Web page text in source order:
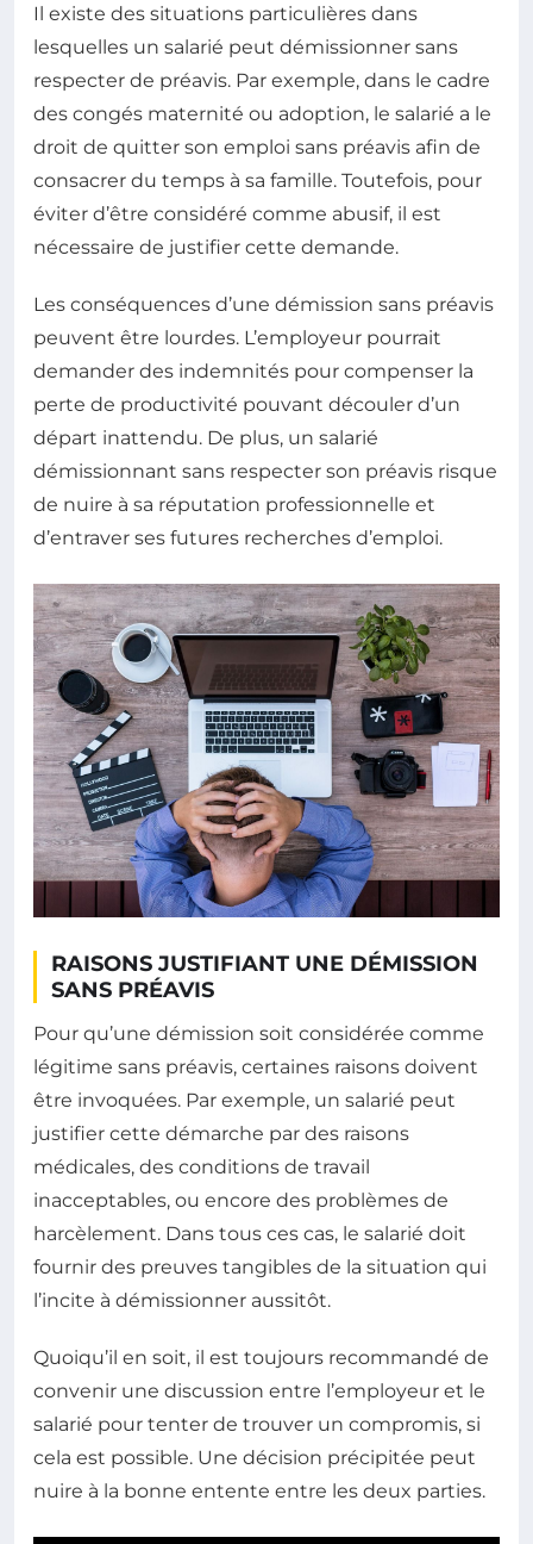
Il existe des situations particulières dans
lesquelles un salarié peut démissionner sans
respecter de préavis. Par exemple, dans le cadre
des congés maternité ou adoption, le salarié a le
droit de quitter son emploi sans préavis afin de
consacrer du temps à sa famille. Toutefois, pour
éviter d’être considéré comme abusif, il est
nécessaire de justifier cette demande.
Les conséquences d’une démission sans préavis
peuvent être lourdes. L’employeur pourrait
demander des indemnités pour compenser la
perte de productivité pouvant découler d’un
départ inattendu. De plus, un salarié
démissionnant sans respecter son préavis risque
de nuire à sa réputation professionnelle et
d’entraver ses futures recherches d’emploi.
RAISONS JUSTIFIANT UNE DÉMISSION
SANS PRÉAVIS
Pour qu’une démission soit considérée comme
légitime sans préavis, certaines raisons doivent
être invoquées. Par exemple, un salarié peut
justifier cette démarche par des raisons
médicales, des conditions de travail
inacceptables, ou encore des problèmes de
harcèlement. Dans tous ces cas, le salarié doit
fournir des preuves tangibles de la situation qui
l’incite à démissionner aussitôt.
Quoiqu’il en soit, il est toujours recommandé de
convenir une discussion entre l’employeur et le
salarié pour tenter de trouver un compromis, si
cela est possible. Une décision précipitée peut
nuire à la bonne entente entre les deux parties.